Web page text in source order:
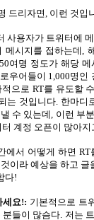
드리자면, 이런 것입
사용자가 트위터에
메시지를 접하는데,
여명 정도가 해당
우어들이 1,000명인
으로 RT를 유도할
는 것입니다. 한마디
수 있는데, 이런 부
계정 오픈이 많아지
에서 어떻게 하면 RT
이라 예상을 하고 글
다!
세요!: 기본적으로 트
분들이 많슴다 저는